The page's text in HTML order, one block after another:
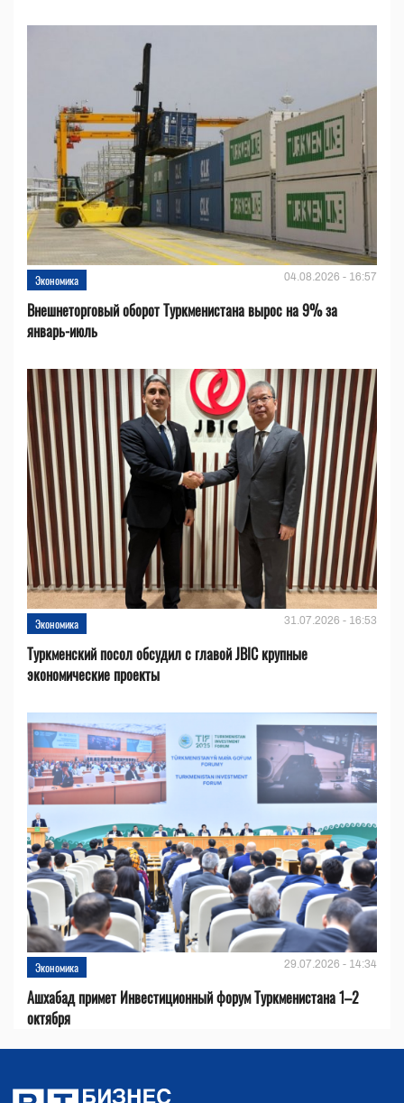
Экономика 04.08.2026 - 16:57
Внешнеторговый оборот Туркменистана вырос на 9% за
январь-июль
Экономика 31.07.2026 - 16:53
Туркменский посол обсудил с главой JBIC крупные
экономические проекты
Экономика 29.07.2026 - 14:34
Ашхабад примет Инвестиционный форум Туркменистана 1–2
октября